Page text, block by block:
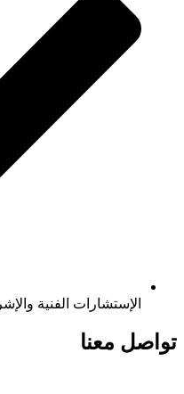
الإستشارات الفنية
تواصل معنا